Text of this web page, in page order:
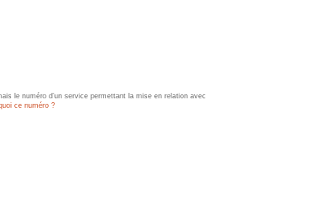
le numéro d’un service permettant la mise en relation avec
ce numéro ?